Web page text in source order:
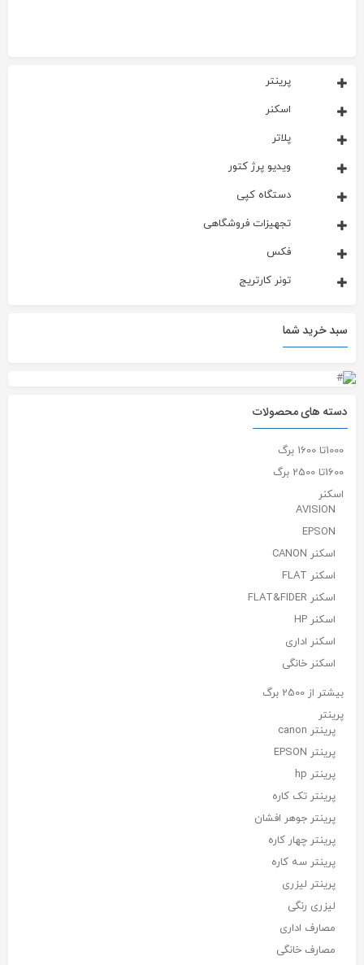
پرینتر
اسکنر
پلاتر
ویدیو پرژ کتور
دستگاه کپی
تجهیزات فروشگاهی
فکس
تونر کارتریج
سبد خرید شما
دسته های محصولات
1000تا 1600 برگ
1600تا 2500 برگ
اسکنر
AVISION
EPSON
اسکنر CANON
اسکنر FLAT
اسکنر FLAT&FIDER
اسکنر HP
اسکنر اداری
اسکنر خانگی
بیشتر از 2500 برگ
پرینتر
پرینتر canon
پرینتر EPSON
پرینتر hp
پرینتر تک کاره
پرینتر جوهر افشان
پرینتر چهار کاره
پرینتر سه کاره
پرینتر لیزری
لیزری رنگی
مصارف اداری
مصارف خانگی